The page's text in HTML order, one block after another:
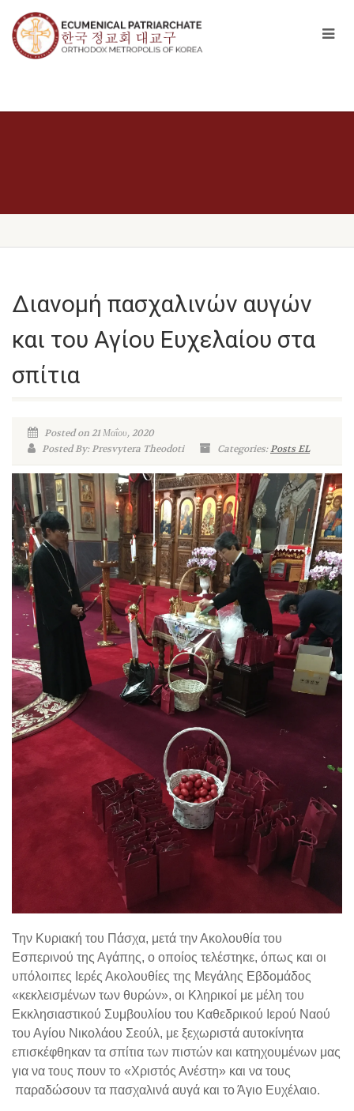
Διανομή πασχαλινών αυγών
και του Αγίου Ευχελαίου στα
σπίτια
Posted on 21 Μαΐου, 2020
Posted By: Presvytera Theodoti
Categories:Posts EL
Την Κυριακή του Πάσχα, μετά την Ακολουθία του
Εσπερινού της Αγάπης, ο οποίος τελέστηκε, όπως και οι
υπόλοιπες Ιερές Ακολουθίες της Μεγάλης Εβδομάδος
«κεκλεισμένων των θυρών», οι Κληρικοί με μέλη του
Εκκλησιαστικού Συμβουλίου του Καθεδρικού Ιερού Ναού
του Αγίου Νικολάου Σεούλ, με ξεχωριστά αυτοκίνητα
επισκέφθηκαν τα σπίτια των πιστών και κατηχουμένων μας
για να τους πουν το «Χριστός Ανέστη» και να τους
παραδώσουν τα πασχαλινά αυγά και το Άγιο Ευχέλαιο.